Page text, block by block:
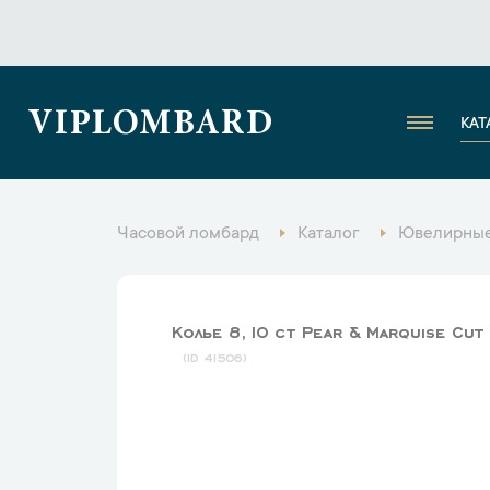
VIPLOMBARD
Часовой ломбард Каталог
Колье 8,10 ct Pear & Marquise Cut
41506